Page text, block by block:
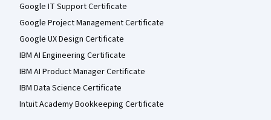
Google IT Support Certificate
Google Project Management Certificate
Google UX Design Certificate
IBM AI Engineering Certificate
IBM AI Product Manager Certificate
IBM Data Science Certificate
Intuit Academy Bookkeeping Certificate